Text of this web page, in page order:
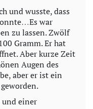
und wusste, dass
war
zu lassen. Zwölf
Gramm. Er hat
Aber kurze Zeit
Augen des
aber er ist ein
einer